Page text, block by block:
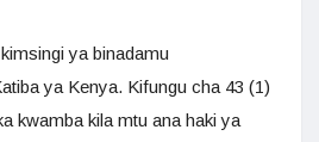
ya binadamu
ya Kenya. Kifungu cha 43 (1)
kwamba kila mtu ana haki ya